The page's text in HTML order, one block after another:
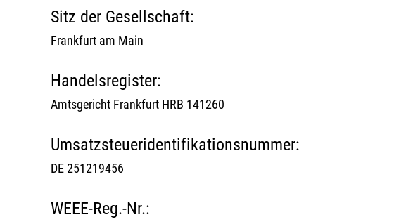
Sitz der Gesellschaft:
Frankfurt am Main
Handelsregister:
Amtsgericht Frankfurt HRB 141260
Umsatzsteuer­identifikationsnummer:
DE 251219456
WEEE-Reg.-Nr.: